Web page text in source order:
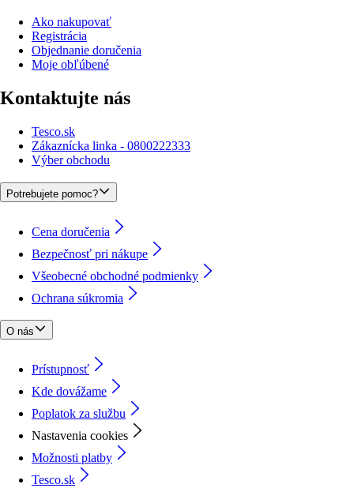
Ako nakupovať
Registrácia
Objednanie doručenia
Moje obľúbené
Kontaktujte nás
Tesco.sk
Zákaznícka linka - 0800222333
Výber obchodu
Potrebujete pomoc?
Cena doručenia
Bezpečnosť pri nákupe
Všeobecné obchodné podmienky
Ochrana súkromia
O nás
Prístupnosť
Kde dovážame
Poplatok za službu
Nastavenia cookies
Možnosti platby
Tesco.sk